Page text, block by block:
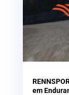
em